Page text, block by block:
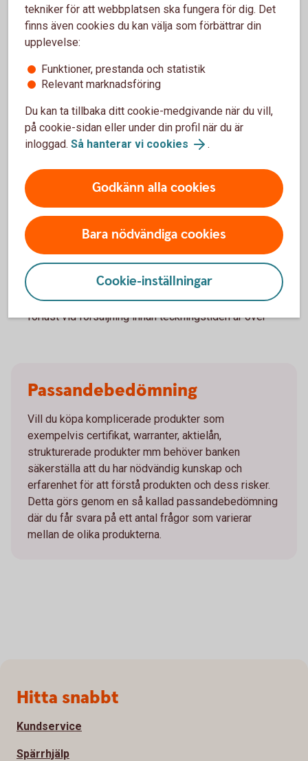
För- och nackdelar med
Kreditbevis
Fördelar
Ger möjlighet till en kontinuerlig, t ex årlig, utbetalning av
avkastning i form av en kupong
Ger möjlighet att investera i en underliggande marknad
i en företagsobligation där minsta kapitalplacering ofta
Nackdelar
Delar av eller hela det nominella beloppet kan gå
förlorat
Köpkursen på andrahandsmarknaden kan variera relativt
kraftigt under innehavstiden, vilket kan medföra en
förlust vid försäljning innan teckningstiden är över
Passandebedömning
Vill du köpa komplicerade produkter som
exempelvis certifikat, warranter, aktielån,
strukturerade produkter mm behöver banken
säkerställa att du har nödvändig kunskap och
erfarenhet för att förstå produkten och dess risker.
Detta görs genom en så kallad passandebedömning
där du får svara på ett antal frågor som varierar
mellan de olika produkterna.
tekniker för att webbplatsen ska fungera för dig. Det
finns även cookies du kan välja som förbättrar din
upplevelse:
Funktioner, prestanda och statistik
Relevant marknadsföring
Du kan ta tillbaka ditt cookie-medgivande när du vill,
på cookie-sidan eller under din profil när du är
inloggad. Så hanterar vi cookies .
Godkänn alla cookies
Bara nödvändiga cookies
Cookie-inställningar
Sidfot
Hitta snabbt
Kundservice
Spärrhjälp